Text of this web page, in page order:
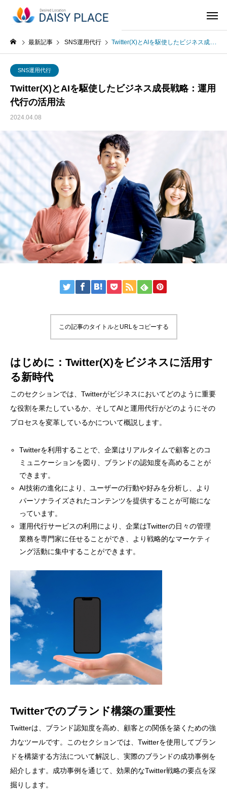
最新記事 SNS運用代行 Twitter(X)とAIを駆使したビジネス成長戦略：運用代行の活用法
SNS運用代行
Twitter(X)とAIを駆使したビジネス成長戦略：運用
代行の活用法
2024.04.08
この記事のタイトルとURLをコピーする
はじめに：Twitter(X)をビジネスに活用す
る新時代
このセクションでは、Twitterがビジネスにおいてどのように重要
な役割を果たしているか、そしてAIと運用代行がどのようにその
プロセスを変革しているかについて概説します。
Twitterを利用することで、企業はリアルタイムで顧客とのコ
ミュニケーションを図り、ブランドの認知度を高めることが
できます。
AI技術の進化により、ユーザーの行動や好みを分析し、より
パーソナライズされたコンテンツを提供することが可能にな
っています。
運用代行サービスの利用により、企業はTwitterの日々の管理
業務を専門家に任せることができ、より戦略的なマーケティ
ング活動に集中することができます。
Twitterでのブランド構築の重要性
Twitterは、ブランド認知度を高め、顧客との関係を築くための強
力なツールです。このセクションでは、Twitterを使用してブラン
ドを構築する方法について解説し、実際のブランドの成功事例を
紹介します。成功事例を通じて、効果的なTwitter戦略の要点を深
掘りします。